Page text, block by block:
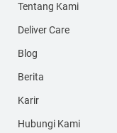
Tentang Kami
Deliver Care
Blog
Berita
Karir
Hubungi Kami